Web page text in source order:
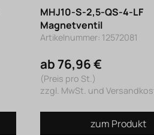
MHJ10-S-2,5-QS-4-LF
Magnetventil
Artikelnummer: 12572081
ab 76,96 €
(Preis pro St.)
zzgl. MwSt. und
zum Produkt